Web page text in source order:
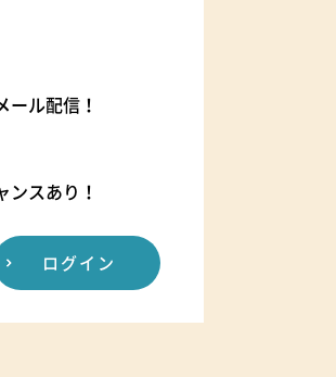
ル配信！
スあり！
ログイン